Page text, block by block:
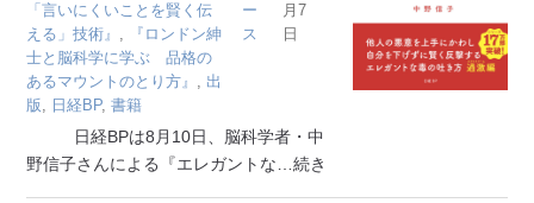
「言いにくいことを賢く伝
える」技術』 ,
『ロンドン紳
士と脳科学に学ぶ 品格の
あるマウントのとり方』 , 出
版, 日経BP,書籍
ー
ス
月7
日
日経BPは8月10日、脳科学者・中
野信子さんによる『エレガントな …続き